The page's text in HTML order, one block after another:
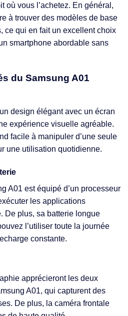
où vous l’achetez. En général,
à trouver des modèles de base
ce qui en fait un excellent choix
smartphone abordable sans
du Samsung A01
design élégant avec un écran
expérience visuelle agréable.
facile à manipuler d’une seule
une utilisation quotidienne.
A01 est équipé d’un processeur
les applications
De plus, sa batterie longue
l’utiliser toute la journée
constante.
apprécieront les deux
A01, qui capturent des
De plus, la caméra frontale